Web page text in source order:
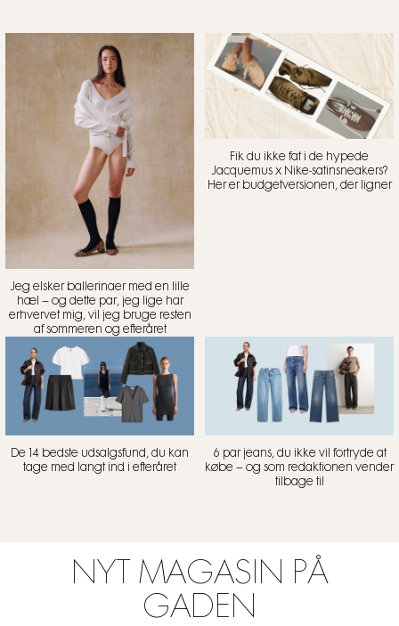
Jeg elsker ballerinaer med en lille
hæl – og dette par, jeg lige har
erhvervet mig, vil jeg bruge resten
af sommeren og efteråret
Fik du ikke fat i de hypede
Jacquemus x Nike-satinsneakers?
Her er budgetversionen, der ligner
De 14 bedste udsalgsfund, du kan
tage med langt ind i efteråret
6 par jeans, du ikke vil fortryde at
købe – og som redaktionen vender
tilbage til
NYT MAGASIN PÅ
GADEN